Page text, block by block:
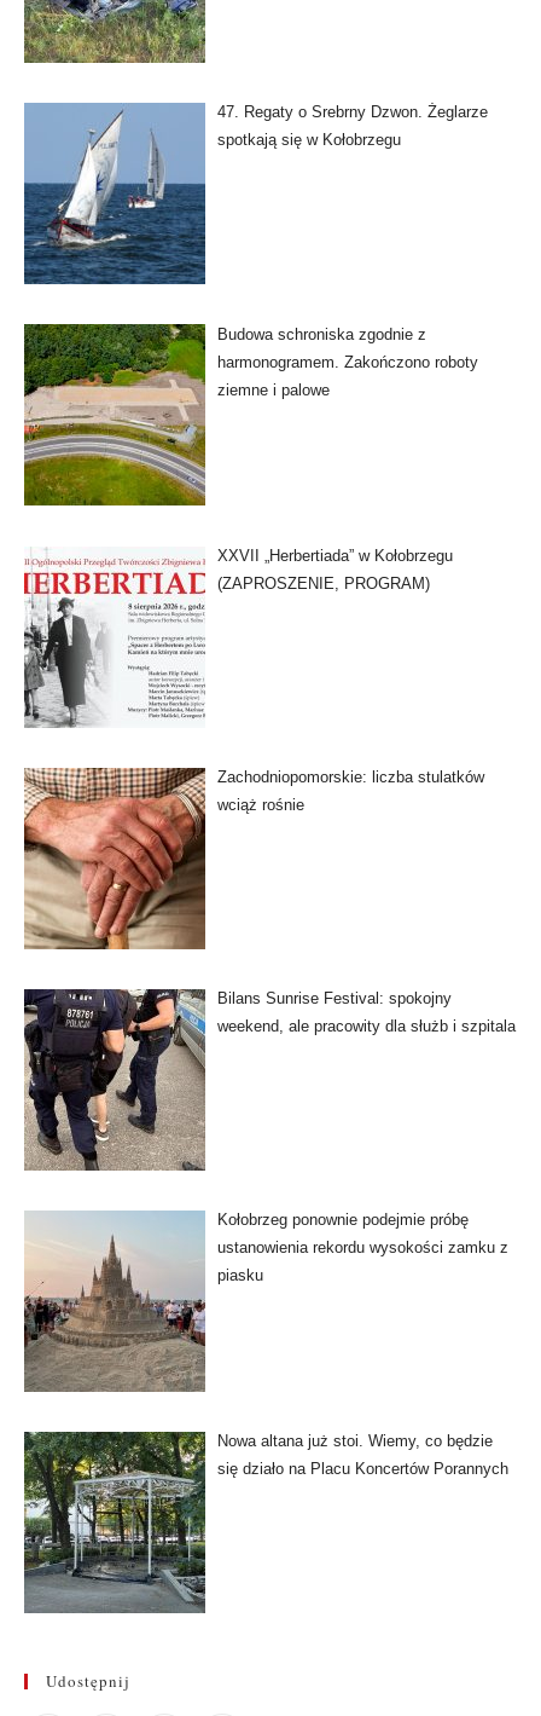
47. Regaty o Srebrny Dzwon. Żeglarze
spotkają się w Kołobrzegu
Budowa schroniska zgodnie z
harmonogramem. Zakończono roboty
ziemne i palowe
XXVII „Herbertiada” w Kołobrzegu
(ZAPROSZENIE, PROGRAM)
Zachodniopomorskie: liczba stulatków
wciąż rośnie
Bilans Sunrise Festival: spokojny
weekend, ale pracowity dla służb i szpitala
Kołobrzeg ponownie podejmie próbę
ustanowienia rekordu wysokości zamku z
piasku
Nowa altana już stoi. Wiemy, co będzie
się działo na Placu Koncertów Porannych
Udostępnij